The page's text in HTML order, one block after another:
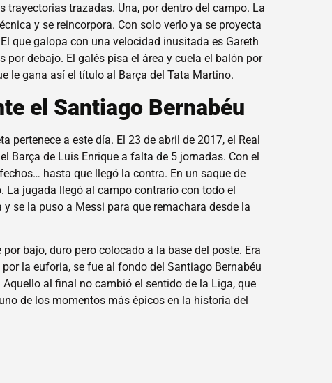
trazadas. Una, por dentro del campo. La
y se reincorpora. Con solo verlo ya se proyecta
que galopa con una velocidad inusitada es Gareth
por debajo. El galés pisa el área y cuela el balón por
le gana así el título al Barça del Tata Martino.
el Santiago Bernabéu
a este día. El 23 de abril de 2017, el Real
Barça de Luis Enrique a falta de 5 jornadas. Con el
hasta que llegó la contra. En un saque de
La jugada llegó al campo contrario con todo el
y se la puso a Messi para que remachara desde la
bajo, duro pero colocado a la base del poste. Era
la euforia, se fue al fondo del Santiago Bernabéu
al final no cambió el sentido de la Liga, que
de los momentos más épicos en la historia del